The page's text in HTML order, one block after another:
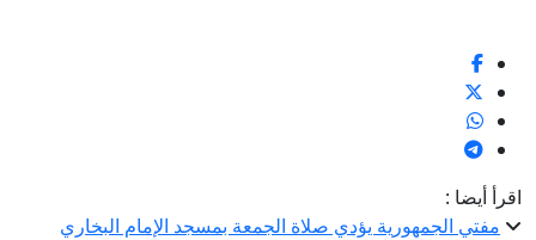
اقرأ أيضا :
مفتي الجمهورية يؤدي صلاة الجمعة بمسجد الإمام البخاري